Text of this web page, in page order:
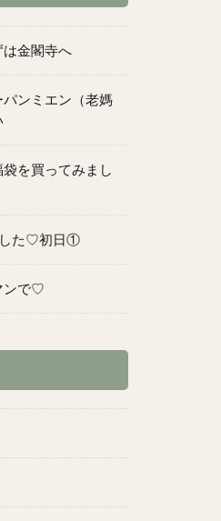
は金閣寺へ
パンミエン（老媽
を買ってみまし
した♡初日①
ンで♡